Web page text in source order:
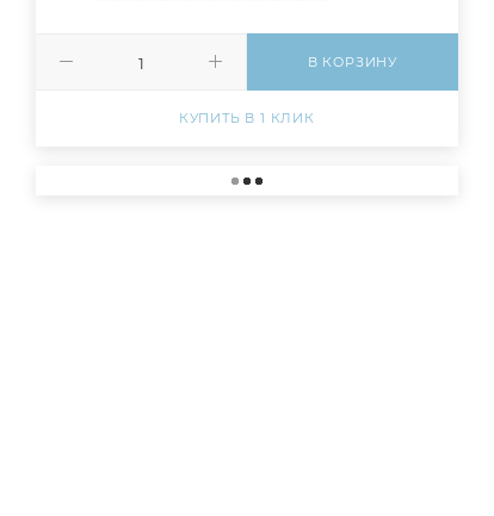
В КОРЗИНУ
КУПИТЬ В 1 КЛИК